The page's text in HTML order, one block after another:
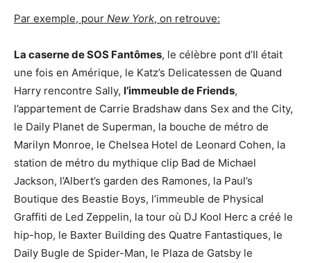
Par exemple, pour New York, on retrouve:
La caserne de SOS Fantômes, le célèbre pont d’Il était
une fois en Amérique, le Katz’s Delicatessen de Quand
Harry rencontre Sally, l’immeuble de Friends,
l’appartement de Carrie Bradshaw dans Sex and the City,
le Daily Planet de Superman, la bouche de métro de
Marilyn Monroe, le Chelsea Hotel de Leonard Cohen, la
station de métro du mythique clip Bad de Michael
Jackson, l’Albert’s garden des Ramones, la Paul’s
Boutique des Beastie Boys, l’immeuble de Physical
Graffiti de Led Zeppelin, la tour où DJ Kool Herc a créé le
hip-hop, le Baxter Building des Quatre Fantastiques, le
Daily Bugle de Spider-Man, le Plaza de Gatsby le